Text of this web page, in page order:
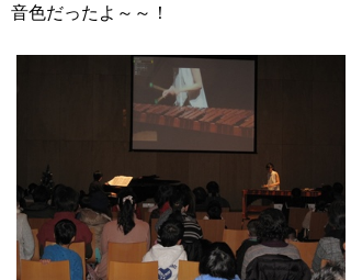
音色だったよ～～！